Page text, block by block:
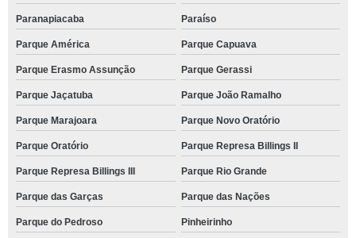
Paranapiacaba Paraíso
Parque América Parque Capuava
Parque Erasmo Assunção Parque Gerassi
Parque Jaçatuba Parque João Ramalho
Parque Marajoara Parque Novo Oratório
Parque Oratório Parque Represa Billings II
Parque Represa Billings III Parque Rio Grande
Parque das Garças Parque das Nações
Parque do Pedroso Pinheirinho